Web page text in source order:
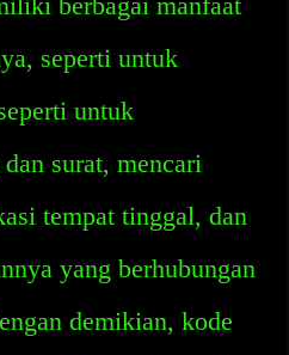
seperti untuk
untuk
surat, mencari
tempat tinggal, dan
yang berhubungan
demikian, kode